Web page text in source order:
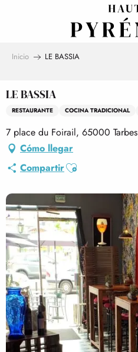
Inicio LE BASSIA
LE BASSIA
RESTAURANTE COCINA TRADICIONAL
7 place du Foirail, 65000 Tarbes
Cómo llegar
CompartirAjouter aux favoris